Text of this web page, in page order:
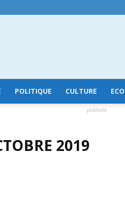
POLITIQUE CULTURE
publicité
2019